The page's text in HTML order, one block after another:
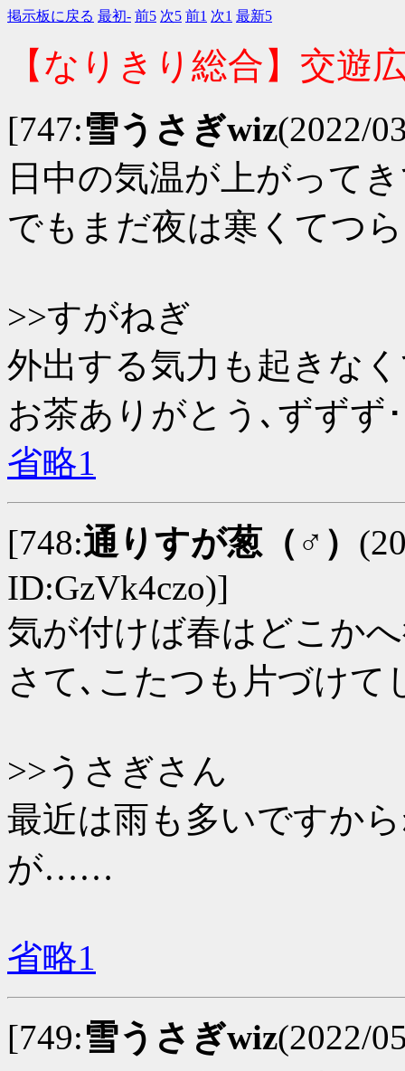
掲示板に戻る 最初- 前5 次5 前1 次1 最新5
【なりきり総合】交遊
[747:雪うさぎwiz(2022/
日中の気温が上がって
でもまだ夜は寒くてつ
>>すがねぎ
外出する気力も起きな
お茶ありがとう､ずずず
省略1
[748:通りすが葱（♂）
ID:GzVk4czo)]
気が付けば春はどこか
さて､こたつも片づけて
>>うさぎさん
最近は雨も多いですか
が……
省略1
[749:雪うさぎwiz(2022/